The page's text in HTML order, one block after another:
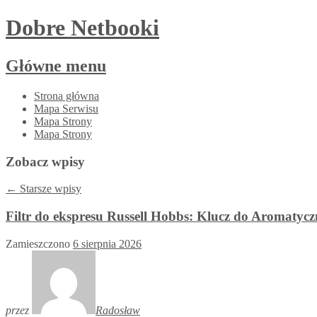
Dobre Netbooki
Główne menu
Przejdź
treści
Strona główna
Mapa Serwisu
Mapa Strony
Mapa Strony
Zobacz wpisy
← Starsze wpisy
Filtr do ekspresu Russell Hobbs: Klucz do
Zamieszczono 6 sierpnia 2026
przez
Radosław